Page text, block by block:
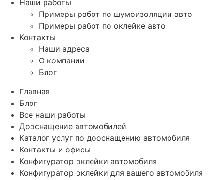
Наши работы
Примеры работ по шумоизоляции авто
Примеры работ по оклейке авто
Контакты
Наши адреса
О компании
Блог
Главная
Блог
Все наши работы
Дооснащение автомобилей
Каталог услуг по дооснащению автомобиля
Контакты и офисы
Конфигуратор оклейки автомобиля
Конфигуратор оклейки для вашего автомобиля